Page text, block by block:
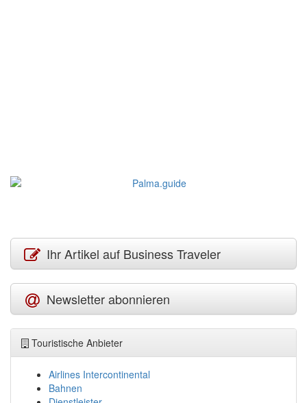
Ihr Artikel auf Business Traveler
Newsletter abonnieren
Touristische Anbieter
Airlines Intercontinental
Bahnen